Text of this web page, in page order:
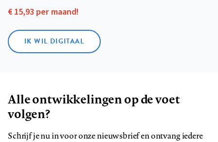
€ 15,93 per maand!
IK WIL DIGITAAL
Alle ontwikkelingen op de voet
volgen?
Schrijf je nu in voor onze nieuwsbrief en ontvang iedere